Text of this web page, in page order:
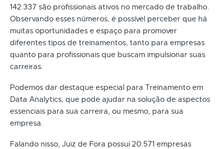
142.337 são profissionais ativos no mercado de trabalho.
Observando esses números, é possível perceber que há
muitas oportunidades e espaço para promover
diferentes tipos de treinamentos, tanto para empresas
quanto para profissionais que buscam impulsionar suas
carreiras.
Podemos dar destaque especial para Treinamento em
Data Analytics, que pode ajudar na solução de aspectos
essenciais para sua carreira, ou mesmo, para sua
empresa.
Falando nisso, Juiz de Fora possui 20.571 empresas